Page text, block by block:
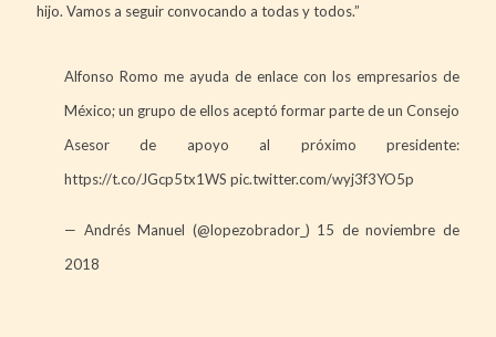
hijo. Vamos a seguir convocando a todas y todos.”
Alfonso Romo me ayuda de enlace con los empresarios de
México; un grupo de ellos aceptó formar parte de un Consejo
Asesor de apoyo al próximo presidente:
https://t.co/JGcp5tx1WS pic.twitter.com/wyj3f3YO5p
— Andrés Manuel (@lopezobrador_) 15 de noviembre de
2018